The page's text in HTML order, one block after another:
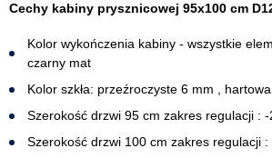
Cechy kabiny prysznicowej 95x100 cm
Kolor wykończenia kabiny - wszystkie
czarny mat
Kolor szkła: przeźroczyste 6 mm ,
Szerokość drzwi 95 cm zakres regulacji :
Szerokość drzwi 100 cm zakres regulacji